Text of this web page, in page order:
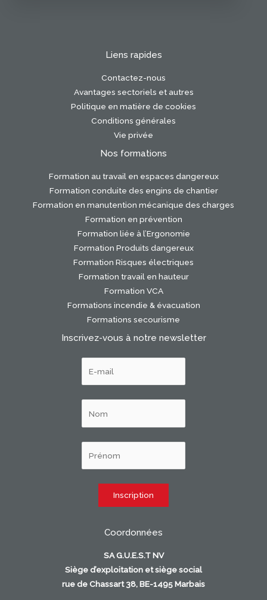
Liens rapides
Contactez-nous
Avantages sectoriels et autres
Politique en matière de cookies
Conditions générales
Vie privée
Nos formations
Formation au travail en espaces dangereux
Formation conduite des engins de chantier
Formation en manutention mécanique des charges
Formation en prévention
Formation liée à l’Ergonomie
Formation Produits dangereux
Formation Risques électriques
Formation travail en hauteur
Formation VCA
Formations incendie & évacuation
Formations secourisme
Inscrivez-vous à notre newsletter
Coordonnées
SA G.U.E.S.T NV
Siège d’exploitation et siège social
rue de Chassart 38, BE-1495 Marbais